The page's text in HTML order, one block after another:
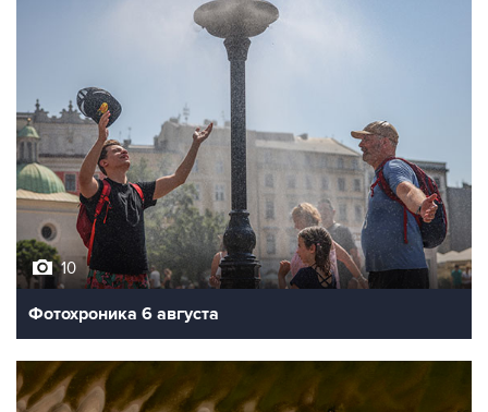
10
Фотохроника 6 августа